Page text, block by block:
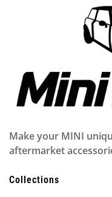
Make your MINI
aftermarket
Collections